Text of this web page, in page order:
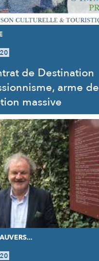
de Destination
arme de
massive